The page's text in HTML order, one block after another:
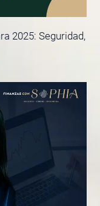
2025: Seguridad,